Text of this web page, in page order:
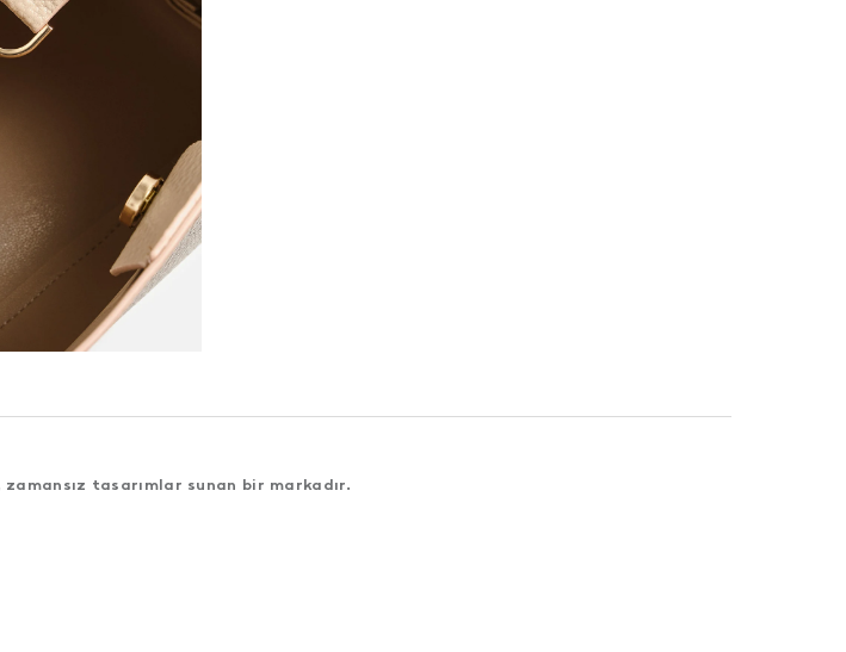
tasarımlar sunan bir markadır.